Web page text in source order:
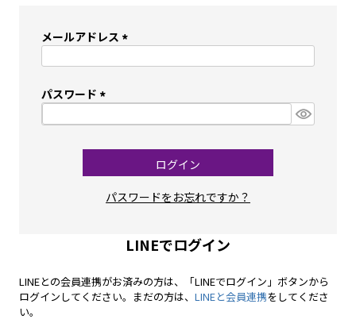
メールアドレス
パスワード
ログイン
パスワードをお忘れですか？
LINEでログイン
LINEとの会員連携がお済みの方は、「LINEでログイン」ボタンから
ログインしてください。まだの方は、 LINEと会員連携をしてくださ
い。